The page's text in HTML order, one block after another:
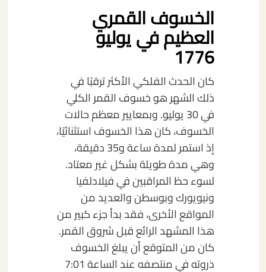
الخسوف القمري
العظيم في يوليو
1776
كان الحدث الفلكي الأكثر ترقبًا في
ذلك الشهر هو خسوف القمر الكلي
في 30 يوليو. وبمعايير معظم حالات
الخسوف، كان هذا الخسوف استثنائيًا،
إذ استمر لمدة ساعة و35 دقيقة،
وهي مدة طويلة بشكل غير معتاد.
لسوء حظ المراقبين في فيلادلفيا
ونيويورك وبوسطن والعديد من
المواقع الأخرى، فقد بدأ جزء كبير من
هذا المشهد الرائع قبل شروق القمر.
كان من المتوقع أن يبلغ الخسوف
ذروته في منتصفه عند الساعة 7:01